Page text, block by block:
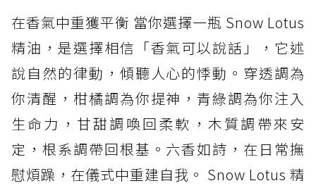
在香氣中重獲平衡 當你選擇一瓶 Snow Lotus
精油，是選擇相信「香氣可以說話」，它述
說自然的律動，傾聽人心的悸動。穿透調為
你清醒，柑橘調為你提神，青綠調為你注入
生命力，甘甜調喚回柔軟，木質調帶來安
定，根系調帶回根基。六香如詩，在日常撫
慰煩躁，在儀式中重建自我。 Snow Lotus 精